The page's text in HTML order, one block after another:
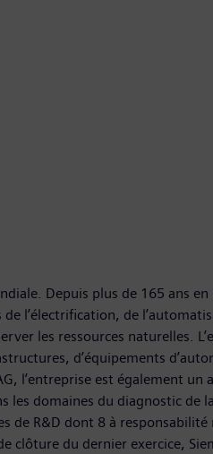
Depuis plus de 165 ans
l’électrification, de
les ressources naturelles.
d’équipements
l’entreprise est également un
les domaines du diagnostic
R&D dont 8 à responsabilité
du dernier exercice,